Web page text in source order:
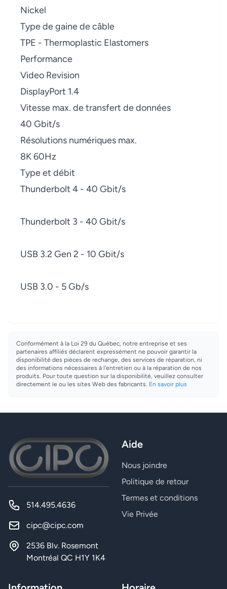
Nickel
Type de gaine de câble
TPE - Thermoplastic Elastomers
Performance
Video Revision
DisplayPort 1.4
Vitesse max. de transfert de données
40 Gbit/s
Résolutions numériques max.
8K 60Hz
Type et débit
Thunderbolt 4 - 40 Gbit/s
Thunderbolt 3 - 40 Gbit/s
USB 3.2 Gen 2 - 10 Gbit/s
USB 3.0 - 5 Gb/s
Conformément à la Loi 29 du Québec, notre entreprise et ses
partenaires affiliés déclarent expressément ne pouvoir garantir la
disponibilité des pièces de rechange, des services de réparation, ni
des informations nécessaires à l'entretien ou à la réparation de nos
produits. Pour toute question sur la disponibilité, veuillez consulter
directement le ou les sites Web des fabricants. En savoir plus
514.495.4636
cipc@cipc.com
2536 Blv. Rosemont
Montréal QC H1Y 1K4
Aide
Nous joindre
Politique de retour
Termes et conditions
Vie Privée